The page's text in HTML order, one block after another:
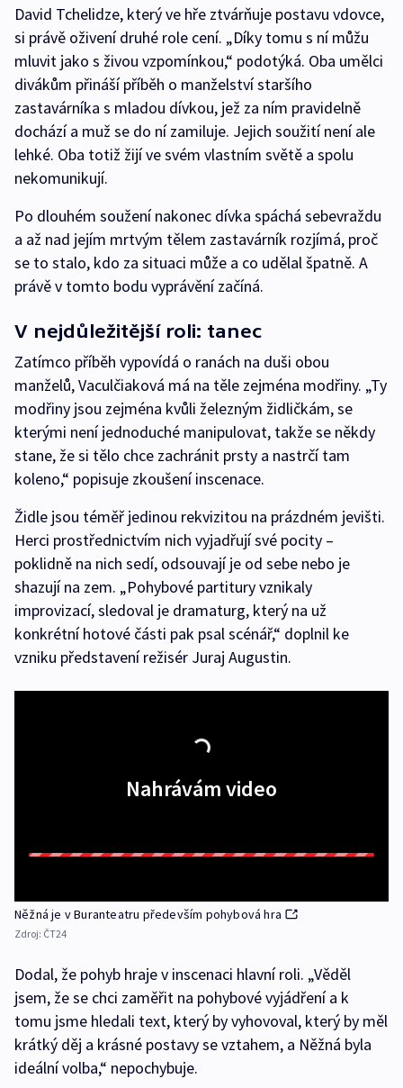
David Tchelidze, který ve hře ztvárňuje postavu vdovce,
si právě oživení druhé role cení. „Díky tomu s ní můžu
mluvit jako s živou vzpomínkou,“ podotýká. Oba umělci
divákům přináší příběh o manželství staršího
zastavárníka s mladou dívkou, jež za ním pravidelně
dochází a muž se do ní zamiluje. Jejich soužití není ale
lehké. Oba totiž žijí ve svém vlastním světě a spolu
nekomunikují.
Po dlouhém soužení nakonec dívka spáchá sebevraždu
a až nad jejím mrtvým tělem zastavárník rozjímá, proč
se to stalo, kdo za situaci může a co udělal špatně. A
právě v tomto bodu vyprávění začíná.
V nejdůležitější roli: tanec
Zatímco příběh vypovídá o ranách na duši obou
manželů, Vaculčiaková má na těle zejména modřiny. „Ty
modřiny jsou zejména kvůli železným židličkám, se
kterými není jednoduché manipulovat, takže se někdy
stane, že si tělo chce zachránit prsty a nastrčí tam
koleno,“ popisuje zkoušení inscenace.
Židle jsou téměř jedinou rekvizitou na prázdném jevišti.
Herci prostřednictvím nich vyjadřují své pocity –
poklidně na nich sedí, odsouvají je od sebe nebo je
shazují na zem. „Pohybové partitury vznikaly
improvizací, sledoval je dramaturg, který na už
konkrétní hotové části pak psal scénář,“ doplnil ke
vzniku představení režisér Juraj Augustin.
Nahrávám video
Něžná je v Buranteatru především pohybová hra
Zdroj: ČT24
Dodal, že pohyb hraje v inscenaci hlavní roli. „Věděl
jsem, že se chci zaměřit na pohybové vyjádření a k
tomu jsme hledali text, který by vyhovoval, který by měl
krátký děj a krásné postavy se vztahem, a Něžná byla
ideální volba,“ nepochybuje.